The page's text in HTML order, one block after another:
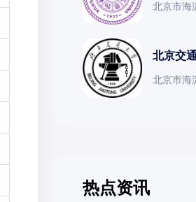
北京市海
北京交
北京市海
热点资讯